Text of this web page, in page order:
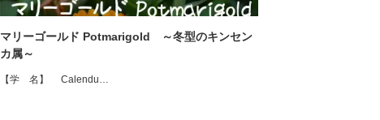
マリーゴールド Potmarigold ～冬型のキンセン
カ属～
【学 名】 Calendu…